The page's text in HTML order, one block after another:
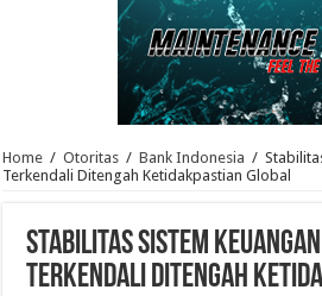
Home / Otoritas / Bank Indonesia /
Terkendali Ditengah Ketidakpastian Global
Stabilitas Sistem Keuangan
Terkendali Ditengah